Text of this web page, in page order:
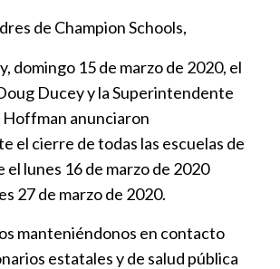
de Champion Schools,
domingo 15 de marzo de 2020, el
Ducey y la Superintendente
anunciaron
el cierre de todas las escuelas de
el lunes 16 de marzo de 2020
27 de marzo de 2020.
manteniéndonos en contacto
estatales y de salud pública